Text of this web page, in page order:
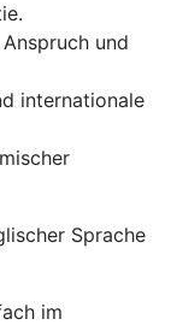
und
internationale
Sprache
im